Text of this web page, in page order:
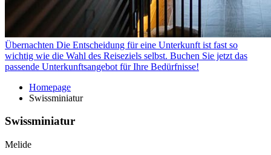
Übernachten Die Entscheidung für eine Unterkunft ist fast so
wichtig wie die Wahl des Reiseziels selbst. Buchen Sie jetzt das
passende Unterkunftsangebot für Ihre Bedürfnisse!
Homepage
Swissminiatur
Swissminiatur
Melide